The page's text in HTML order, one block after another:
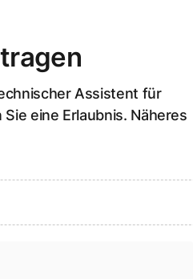
Assistent für
eine Erlaubnis. Näheres